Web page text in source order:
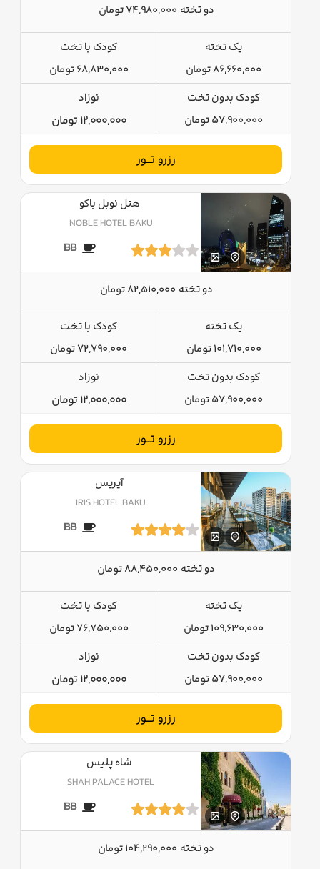
دو تخته 74,980,000 تومان
یک تخته
86,660,000 تومان
کودک با تخت
68,830,000 تومان
کودک بدون تخت
57,900,000 تومان
نوزاد
12,000,000 تومان
رزرو تــور
هتل نوبل باکو
NOBLE HOTEL BAKU
BB
دو تخته 82,510,000 تومان
یک تخته
101,710,000 تومان
کودک با تخت
72,790,000 تومان
کودک بدون تخت
57,900,000 تومان
نوزاد
12,000,000 تومان
رزرو تــور
آیریس
IRIS HOTEL BAKU
BB
دو تخته 88,450,000 تومان
یک تخته
109,630,000 تومان
کودک با تخت
76,750,000 تومان
کودک بدون تخت
57,900,000 تومان
نوزاد
12,000,000 تومان
رزرو تــور
شاه پلیس
SHAH PALACE HOTEL
BB
دو تخته 104,290,000 تومان